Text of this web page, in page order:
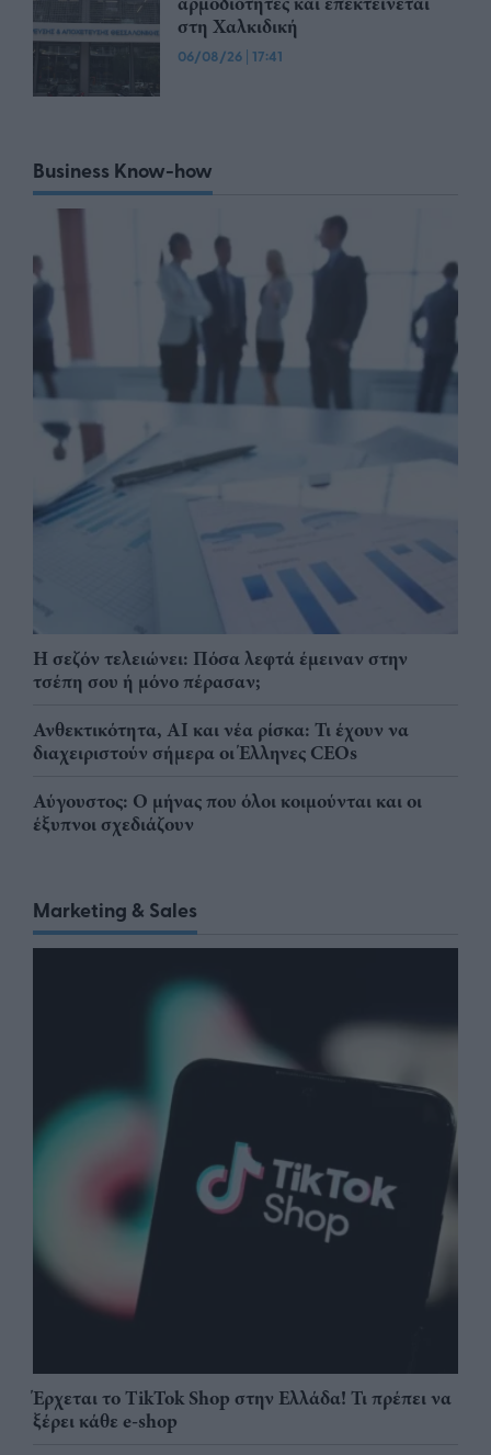
στη Χαλκιδική
06/08/26 | 17:41
Business Know-how
Η σεζόν τελειώνει: Πόσα λεφτά έμειναν στην
τσέπη σου ή μόνο πέρασαν;
Ανθεκτικότητα, AI και νέα ρίσκα: Τι έχουν να
διαχειριστούν σήμερα οι Έλληνες CEOs
Αύγουστος: Ο μήνας που όλοι κοιμούνται και οι
έξυπνοι σχεδιάζουν
Marketing & Sales
Έρχεται το TikTok Shop στην Ελλάδα! Τι πρέπει να
ξέρει κάθε e-shop